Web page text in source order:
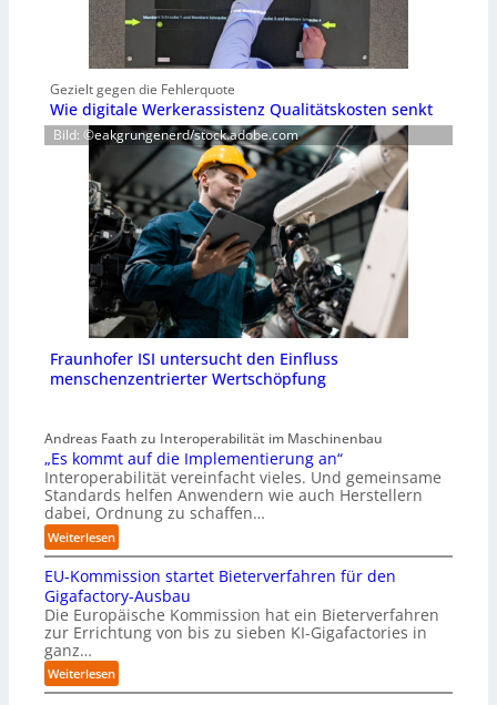
Gezielt gegen die Fehlerquote
Wie digitale Werkerassistenz Qualitätskosten senkt
Bild: ©eakgrungenerd/stock.adobe.com
Fraunhofer ISI untersucht den Einfluss
menschenzentrierter Wertschöpfung
Andreas Faath zu Interoperabilität im Maschinenbau
„Es kommt auf die Implementierung an“
Interoperabilität vereinfacht vieles. Und gemeinsame
Standards helfen Anwendern wie auch Herstellern
dabei, Ordnung zu schaffen…
Weiterlesen:
„
E
s
k
o
m
t
EU-Kommission startet Bieterverfahren für den
Gigafactory-Ausbau
Die Europäische Kommission hat ein Bieterverfahren
zur Errichtung von bis zu sieben KI-Gigafactories in
ganz…
Weiterlesen:
E